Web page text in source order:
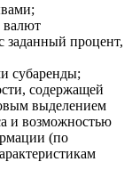
валют
процент,
субаренды;
содержащей
выделением
и возможностью
(по